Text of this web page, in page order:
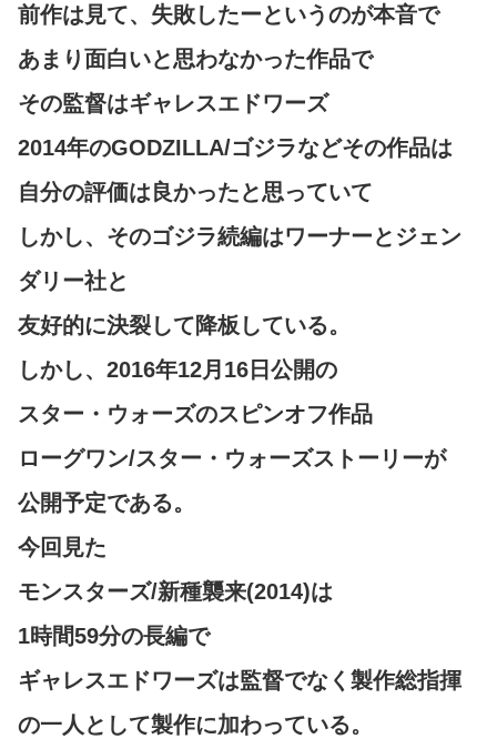
前作は見て、失敗したーというのが本音で
あまり面白いと思わなかった作品で
その監督はギャレスエドワーズ
2014年のGODZILLA/ゴジラなどその作品は
自分の評価は良かったと思っていて
しかし、そのゴジラ続編はワーナーとジェン
ダリー社と
友好的に決裂して降板している。
しかし、2016年12月16日公開の
スター・ウォーズのスピンオフ作品
ローグワン/スター・ウォーズストーリーが
公開予定である。
今回見た
モンスターズ/新種襲来(2014)は
1時間59分の長編で
ギャレスエドワーズは監督でなく製作総指揮
の一人として製作に加わっている。